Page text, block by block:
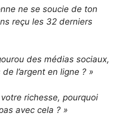
ne se soucie de ton
reçu les 32 derniers
des médias sociaux,
l’argent en ligne ? »
richesse, pourquoi
avec cela ? »